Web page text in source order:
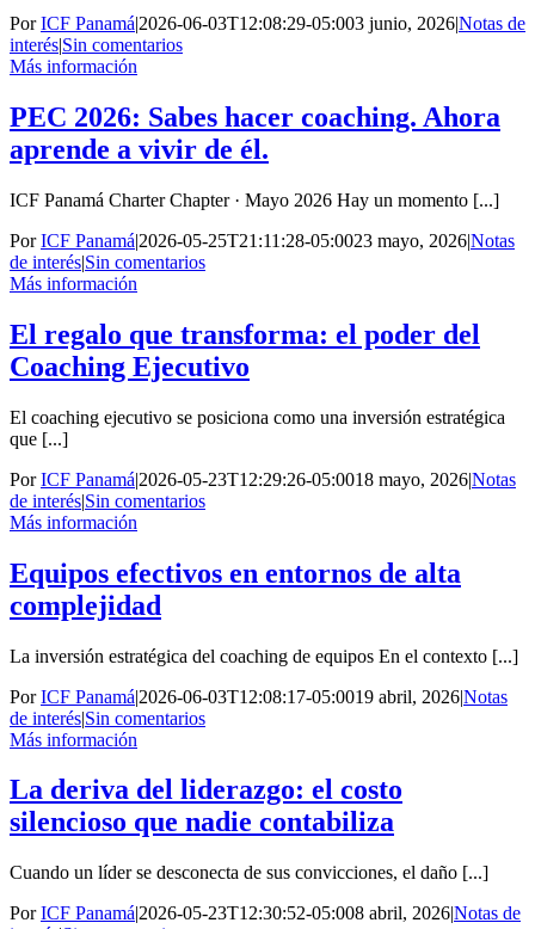
PorICF Panamá|2026-06-03T12:08:29-05:003 junio, 2026|Notas de
interés|Sin comentarios
Más información
PEC 2026: Sabes hacer coaching. Ahora
aprende a vivir de él.
ICF Panamá Charter Chapter · Mayo 2026 Hay un momento [...]
PorICF Panamá|2026-05-25T21:11:28-05:0023 mayo, 2026|Notas
de interés|Sin comentarios
Más información
El regalo que transforma: el poder del
Coaching Ejecutivo
El coaching ejecutivo se posiciona como una inversión estratégica
que [...]
PorICF Panamá|2026-05-23T12:29:26-05:0018 mayo, 2026|Notas
de interés|Sin comentarios
Más información
Equipos efectivos en entornos de alta
complejidad
La inversión estratégica del coaching de equipos En el contexto [...]
PorICF Panamá|2026-06-03T12:08:17-05:0019 abril, 2026|Notas
de interés|Sin comentarios
Más información
La deriva del liderazgo: el costo
silencioso que nadie contabiliza
Cuando un líder se desconecta de sus convicciones, el daño [...]
PorICF Panamá|2026-05-23T12:30:52-05:008 abril, 2026|Notas de